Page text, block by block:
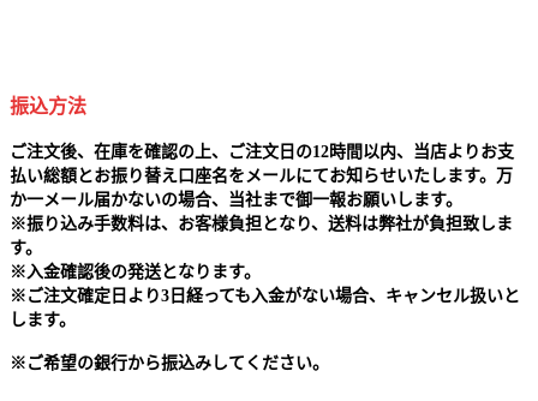
振込方法
ご注文後、在庫を確認の上、ご注文日の12時間以内、当店よりお支
払い総額とお振り替え口座名をメールにてお知らせいたします。万
か一メール届かないの場合、当社まで御一報お願いします。
※振り込み手数料は、お客様負担となり、送料は弊社が負担致しま
す。
※ 入金確認後の発送となります。
※ ご注文確定日より3日経っても入金がない場合、キャンセル扱いと
します。
※ ご希望の銀行から振込みしてください。